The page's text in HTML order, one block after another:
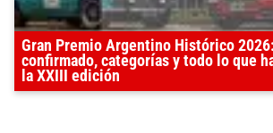
Gran Premio Argentino Histórico
confirmado, categorías y todo lo que
la XXIII edición